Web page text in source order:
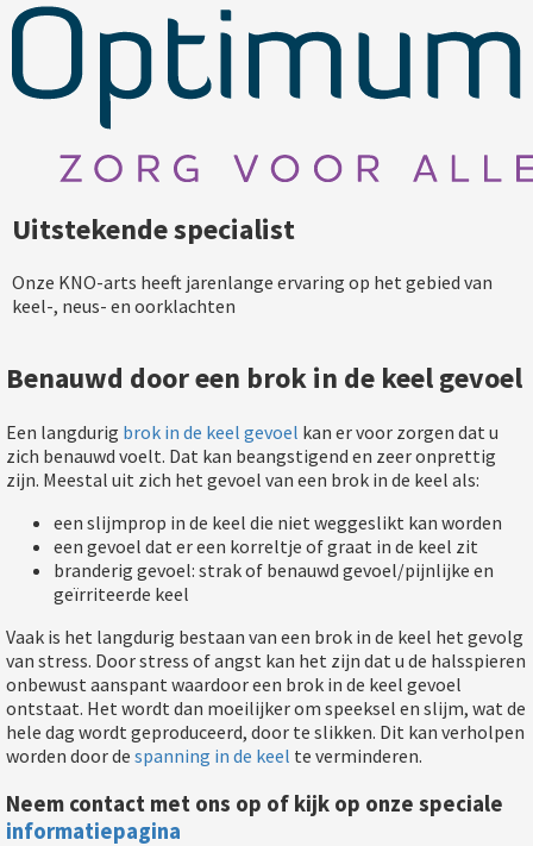
Uitstekende specialist
Onze KNO-arts heeft jarenlange ervaring op het gebied van
keel-, neus- en oorklachten
Benauwd door een brok in de keel gevoel
Een langdurig brok in de keel gevoel kan er voor zorgen dat u
zich benauwd voelt. Dat kan beangstigend en zeer onprettig
zijn. Meestal uit zich het gevoel van een brok in de keel als:
een slijmprop in de keel die niet weggeslikt kan worden
een gevoel dat er een korreltje of graat in de keel zit
branderig gevoel: strak of benauwd gevoel/pijnlijke en
geïrriteerde keel
Vaak is het langdurig bestaan van een brok in de keel het gevolg
van stress. Door stress of angst kan het zijn dat u de halsspieren
onbewust aanspant waardoor een brok in de keel gevoel
ontstaat. Het wordt dan moeilijker om speeksel en slijm, wat de
hele dag wordt geproduceerd, door te slikken. Dit kan verholpen
worden door de spanning in de keel te verminderen.
Neem contact met ons op of kijk op onze speciale
informatiepagina